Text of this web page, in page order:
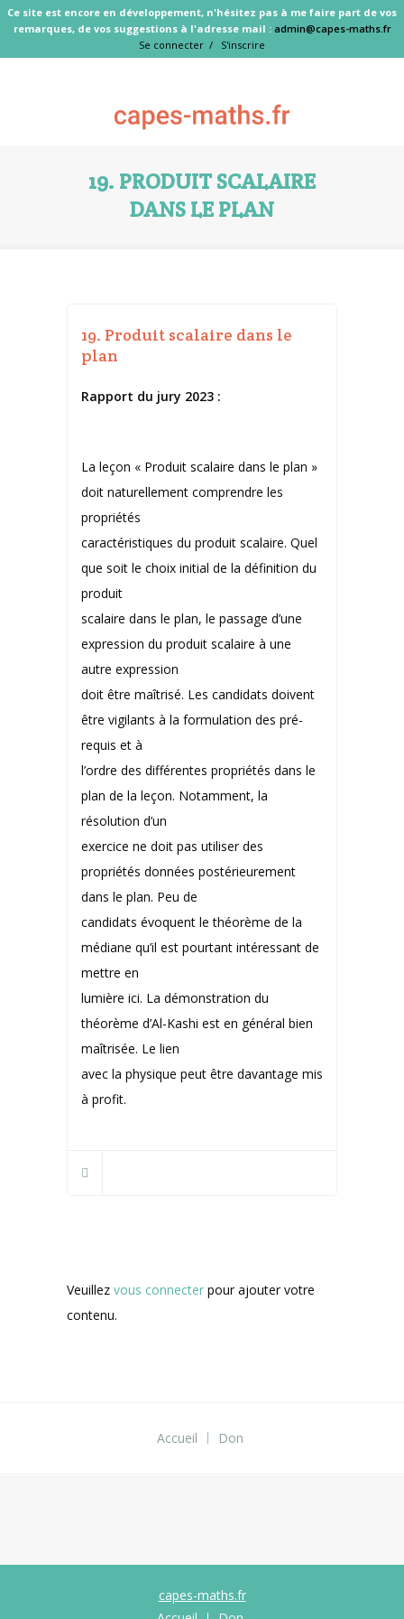
Ce site est encore en développement, n'hésitez pas à me faire part de vos
remarques, de vos suggestions à l'adresse mail : admin@capes-maths.fr
Se connecter / S'inscrire
19. PRODUIT SCALAIRE
DANS LE PLAN
19. Produit scalaire dans le
plan
Rapport du jury 2023 :
La leçon « Produit scalaire dans le plan »
doit naturellement comprendre les
propriétés
caractéristiques du produit scalaire. Quel
que soit le choix initial de la définition du
produit
scalaire dans le plan, le passage d’une
expression du produit scalaire à une
autre expression
doit être maîtrisé. Les candidats doivent
être vigilants à la formulation des pré-
requis et à
l’ordre des différentes propriétés dans le
plan de la leçon. Notamment, la
résolution d’un
exercice ne doit pas utiliser des
propriétés données postérieurement
dans le plan. Peu de
candidats évoquent le théorème de la
médiane qu’il est pourtant intéressant de
mettre en
lumière ici. La démonstration du
théorème d’Al-Kashi est en général bien
maîtrisée. Le lien
avec la physique peut être davantage mis
à profit.
Veuillez vous connecter pour ajouter votre
contenu.
Accueil Don
capes-maths.fr